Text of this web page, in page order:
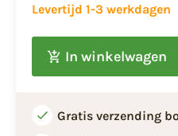
Levertijd 1-3 werkdagen
In winkelwagen
Gratis verzending